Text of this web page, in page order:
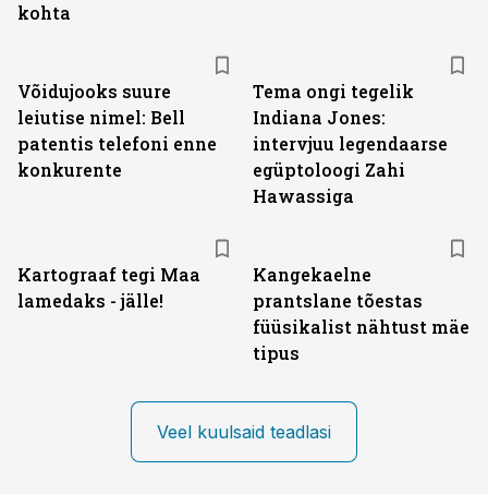
kohta
Võidujooks suure
leiutise nimel: Bell
patentis telefoni enne
konkurente
Tema ongi tegelik
Indiana Jones:
intervjuu legendaarse
egüptoloogi Zahi
Hawassiga
Kartograaf tegi Maa
lamedaks - jälle!
Kangekaelne
prantslane tõestas
füüsikalist nähtust mäe
tipus
Veel kuulsaid teadlasi